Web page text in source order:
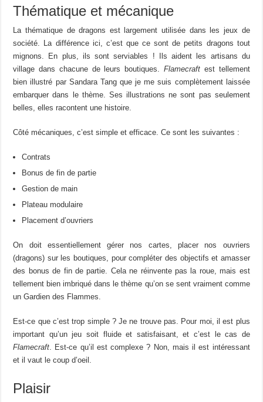
Thématique et mécanique
La thématique de dragons est largement utilisée dans les jeux de
société. La différence ici, c’est que ce sont de petits dragons tout
mignons. En plus, ils sont serviables ! Ils aident les artisans du
village dans chacune de leurs boutiques.Flamecraft est tellement
bien illustré par Sandara Tang que je me suis complètement laissée
embarquer dans le thème. Ses illustrations ne sont pas seulement
belles, elles racontent une histoire.
Côté mécaniques, c’est simple et efficace. Ce sont les suivantes :
Contrats
Bonus de fin de partie
Gestion de main
Plateau modulaire
Placement d’ouvriers
On doit essentiellement gérer nos cartes, placer nos ouvriers
(dragons) sur les boutiques, pour compléter des objectifs et amasser
des bonus de fin de partie. Cela ne réinvente pas la roue, mais est
tellement bien imbriqué dans le thème qu’on se sent vraiment comme
un Gardien des Flammes.
Est-ce que c’est trop simple ? Je ne trouve pas. Pour moi, il est plus
important qu’un jeu soit fluide et satisfaisant, et c’est le cas de
Flamecraft . Est-ce qu’il est complexe ? Non, mais il est intéressant
et il vaut le coup d’oeil.
Plaisir